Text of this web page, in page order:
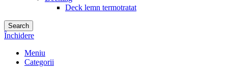
Deck lemn termotratat
Search
Închidere
Meniu
Categorii